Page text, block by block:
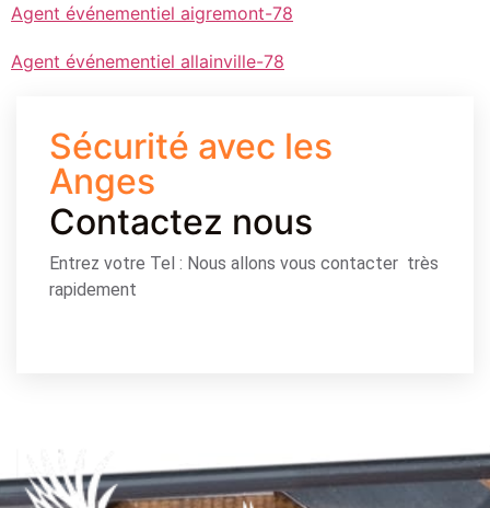
Agent événementiel aigremont-78
Agent événementiel allainville-78
Sécurité avec les
Anges
Contactez nous
Entrez votre Tel : Nous allons vous contacter très
rapidement